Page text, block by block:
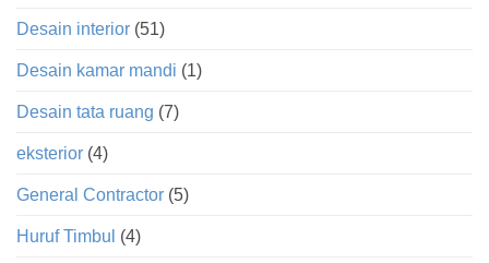
Desain interior (51)
Desain kamar mandi (1)
Desain tata ruang (7)
eksterior (4)
General Contractor (5)
Huruf Timbul (4)